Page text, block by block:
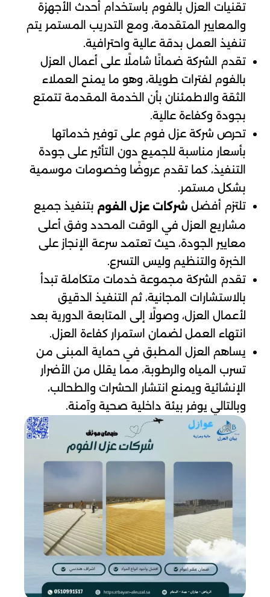
تقنيات العزل بالفوم باستخدام أحدث الأجهزة
والمعايير المتقدمة، ومع التدريب المستمر يتم
تنفيذ العمل بدقة عالية واحترافية.
تقدم الشركة ضمانًا شاملًا على أعمال العزل
بالفوم لفترات طويلة، وهو ما يمنح العملاء
الثقة والاطمئنان بأن الخدمة المقدمة تتمتع
بجودة وكفاءة عالية.
تحرص شركة عزل فوم على توفير خدماتها
بأسعار مناسبة للجميع دون التأثير على جودة
التنفيذ، كما تقدم عروضًا وخصومات موسمية
بشكل مستمر.
تلتزم أفضل شركات عزل الفوم بتنفيذ جميع
مشاريع العزل في الوقت المحدد وفق أعلى
معايير الجودة، حيث تعتمد سرعة الإنجاز على
الخبرة والتنظيم وليس التسرع.
تقدم الشركة مجموعة خدمات متكاملة تبدأ
بالاستشارات المجانية، ثم التنفيذ الدقيق
لأعمال العزل، وصولًا إلى المتابعة الدورية بعد
انتهاء العمل لضمان استمرار كفاءة العزل.
يساهم العزل المطبق في حماية المبنى من
تسرب المياه والرطوبة، مما يقلل من الأضرار
الإنشائية ويمنع انتشار الحشرات والطحالب،
وبالتالي يوفر بيئة داخلية صحية وآمنة.